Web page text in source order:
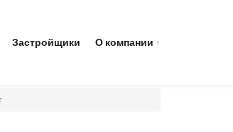
Застройщики О компании